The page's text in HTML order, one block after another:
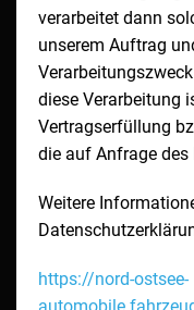
verarbeitet dann
unserem Auftrag
diese Verarbeitung
Vertragserfüllung
die auf Anfrage
Weitere
https://nord-ostsee-